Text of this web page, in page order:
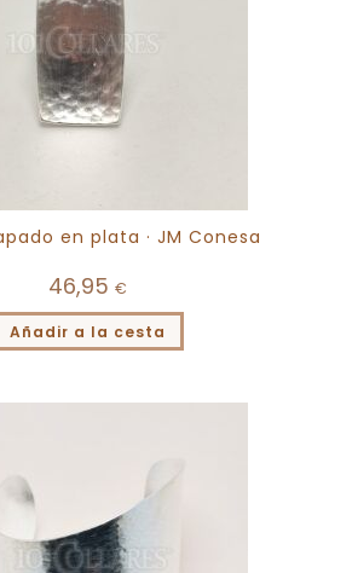
en plata · JM Conesa
46,95 €
Añadir a la cesta